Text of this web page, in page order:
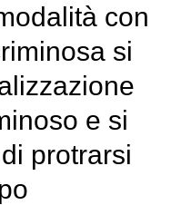
con
si
e si
protrarsi